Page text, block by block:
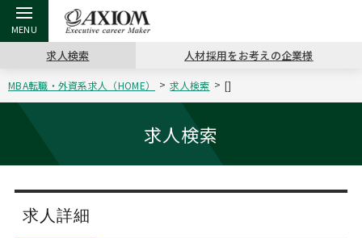
戻る
アクシアムの特長
コンサ
サービス案内 キャリ
コンサルタントの紹介
戻る
キャリア支援 TOP
キャリアデザイン講座
（最新求人市場動向）
MBAの
ステージ別アドバイス
日本か
戻る
転職ツール TOP
英文レジュメの書き方 パワー
職務経歴書の書き方
戻る
転職コラム TOP
“展”職相談室
転職市場の明日をよめ
戻る
イベント・セミナー TOP
ジョブフェア
キャリアデザインセミナー
戻る
会社概要 TOP
沿革
主なクライアント
求人検索 人材採用をお考えの企業様
MBA転職・外資系求人（HOME） 求人検索 []
求人検索
求人詳細